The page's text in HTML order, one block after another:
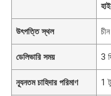
উৎপত্তি স্থল চীন
ডেলিভারি সময় 3
ন্যূনতম চাহিদার পরিমাণ 1